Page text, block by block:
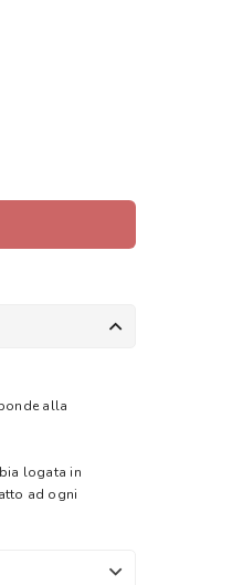
alla
logata in
ad ogni